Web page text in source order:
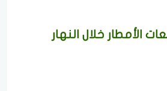
الأمطار خلال النهار